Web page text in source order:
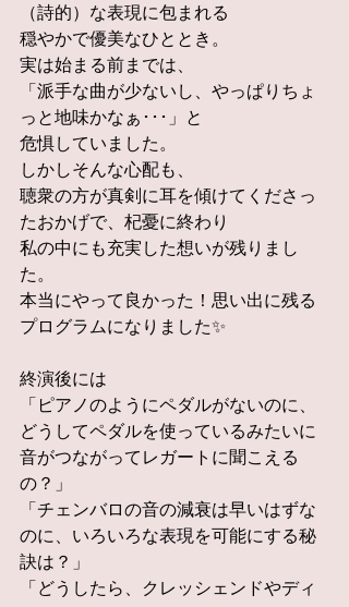
（詩的）な表現に包まれる
穏やかで優美なひととき。
実は始まる前までは、
「派手な曲が少ないし、やっぱりちょ
っと地味かなぁ･･･」と
危惧していました。
しかしそんな心配も、
聴衆の方が真剣に耳を傾けてくださっ
たおかげで、杞憂に終わり
私の中にも充実した想いが残りまし
た。
本当にやって良かった！思い出に残る
プログラムになりました✨
終演後には
「ピアノのようにペダルがないのに、
どうしてペダルを使っているみたいに
音がつながってレガートに聞こえる
の？」
「チェンバロの音の減衰は早いはずな
のに、いろいろな表現を可能にする秘
訣は？」
「どうしたら、クレッシェンドやディ